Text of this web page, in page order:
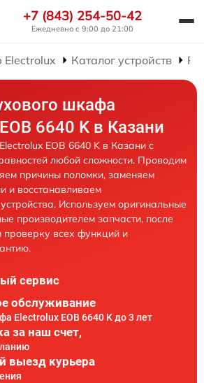
+7 (843) 254-50-42
Ежедневно с 9:00 до 21:00
Electrolux Каталог устройств
шкафа
6640 K в Казани
EOB 6640 K в Казани с
любой сложности. Проводим
причины поломки, заменяем
и восстанавливаем
Используем оригинальные
производителем запчасти, после
проверку всех функций и
сервис
обслуживание
Electrolux EOB 6640 K до 3 лет
за наш счет,
выезд курьера